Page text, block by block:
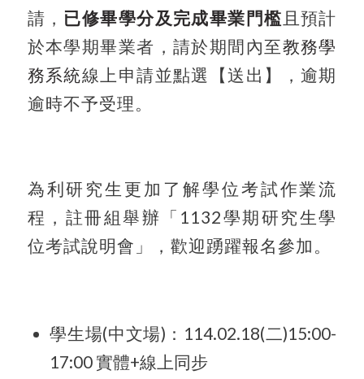
請， 已修畢學分及完成畢業門檻 且預計
於本學期畢業者，請於期間內至教務學
務系統線上申請並點選【送出】，逾期
逾時不予受理。
為利研究生更加了解學位考試作業流
程，註冊組舉辦「 1132學期研究生學
位考試說明會」，歡迎踴躍報名參加。
學生場(中文場) ： 114.02.18(二)15:00-
17:00 實體+線上同步